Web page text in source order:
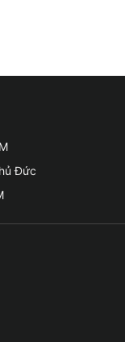
dàng theo dõi
giao thông.
Đức